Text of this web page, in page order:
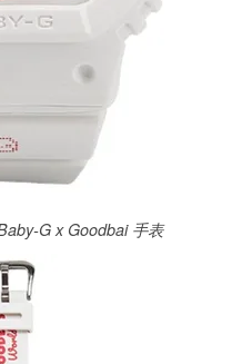
G x Goodbai 手表